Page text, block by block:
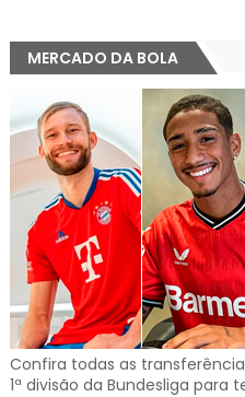
MERCADO DA BOLA
Confira todas as
1ª divisão da Bundesliga para